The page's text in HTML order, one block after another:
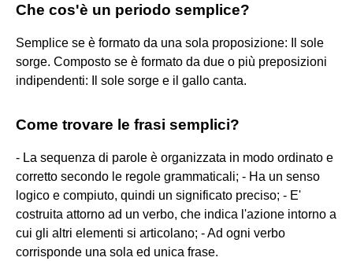
Che cos'è un periodo semplice?
Semplice se è formato da una sola proposizione: Il sole
sorge. Composto se è formato da due o più preposizioni
indipendenti: Il sole sorge e il gallo canta.
Come trovare le frasi semplici?
- La sequenza di parole è organizzata in modo ordinato e
corretto secondo le regole grammaticali; - Ha un senso
logico e compiuto, quindi un significato preciso; - E'
costruita attorno ad un verbo, che indica l'azione intorno a
cui gli altri elementi si articolano; - Ad ogni verbo
corrisponde una sola ed unica frase.